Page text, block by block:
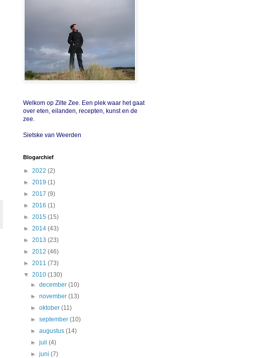
Welkom op Zilte Zee. Een plek waar het gaat
over eten, eilanden, recepten, kunst en de
zee.
Sietske van Weerden
Blogarchief
► 2022 (2)
► 2019 (1)
► 2017 (9)
► 2016 (1)
► 2015 (15)
► 2014 (43)
► 2013 (23)
► 2012 (46)
► 2011 (73)
▼ 2010 (130)
►december(10)
►november(13)
►oktober(11)
►september(10)
►augustus(14)
►juli(4)
►juni(7)